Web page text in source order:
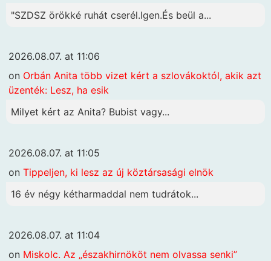
"SZDSZ örökké ruhát cserél.Igen.És beül a...
2026.08.07. at 11:06
on Orbán Anita több vizet kért a szlovákoktól, akik azt
üzenték: Lesz, ha esik
Milyet kért az Anita? Bubist vagy...
2026.08.07. at 11:05
on Tippeljen, ki lesz az új köztársasági elnök
16 év négy kétharmaddal nem tudrátok...
2026.08.07. at 11:04
on Miskolc. Az „északhirnököt nem olvassa senki”